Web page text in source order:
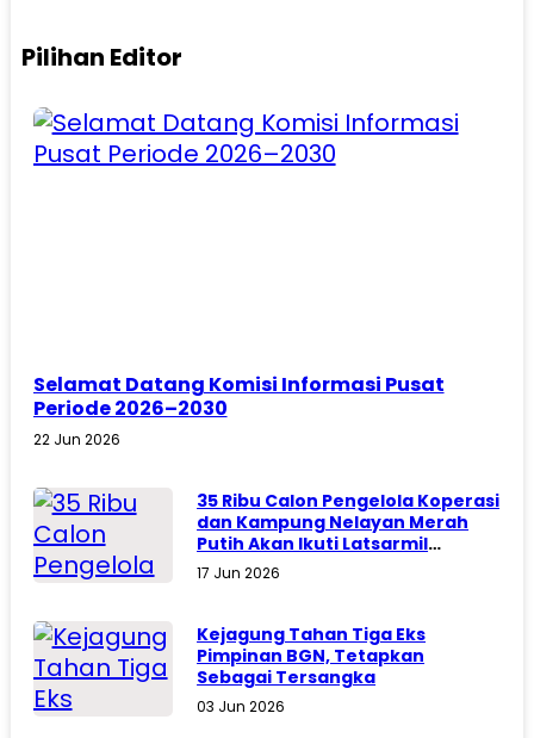
Pilihan Editor
Selamat Datang Komisi Informasi Pusat
Periode 2026–2030
22 Jun 2026
35 Ribu Calon Pengelola Koperasi
dan Kampung Nelayan Merah
Putih Akan Ikuti Latsarmil
Komcad
17 Jun 2026
Kejagung Tahan Tiga Eks
Pimpinan BGN, Tetapkan
Sebagai Tersangka
03 Jun 2026